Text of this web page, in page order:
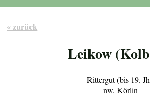
« zurück
Leikow
Rittergut (bis 19.
nw. Körlin